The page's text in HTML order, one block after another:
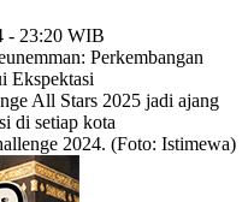
- 23:20 WIB
All Stars 2025 jadi ajang
di setiap kota
2024. (Foto: Istimewa)